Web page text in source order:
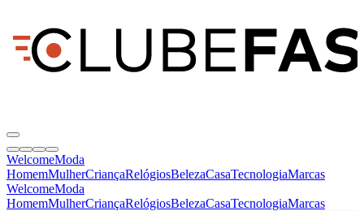
WelcomeModa
HomemMulherCriançaRelógiosBelezaCasaTecnologiaMarcas
WelcomeModa
HomemMulherCriançaRelógiosBelezaCasaTecnologiaMarcas